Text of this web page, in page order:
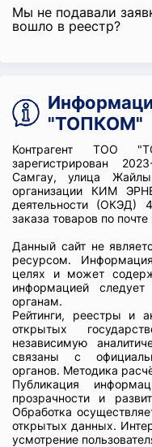
Мы не подавали
вошло в реестр?
"ТОПКОМ"
Контрагент ТОО
зарегистрирован
Самгау, улица
организации КИМ
деятельности (ОКЭД)
заказа товаров по
Данный сайт не
ресурсом.
целях и может
информацией
органам.
Рейтинги, реестры и
открытых
независимую
связаны с
органов. Методика
Публикация
прозрачности и
Обработка
открытых данных.
усмотрение